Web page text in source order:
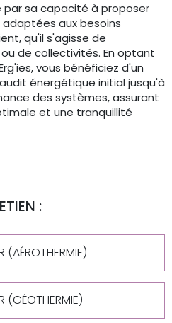
par sa capacité à proposer
aux besoins
qu'il s'agisse de
de collectivités. En optant
vous bénéficiez d'un
énergétique initial jusqu'à
des systèmes, assurant
et une tranquillité
:
(AÉROTHERMIE)
(GÉOTHERMIE)